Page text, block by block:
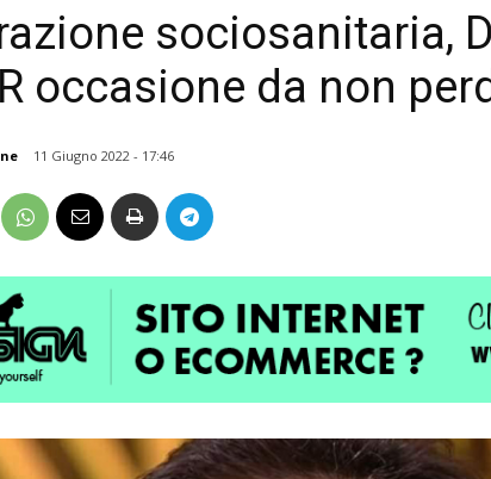
sociosanitaria,
occasione da non
11 Giugno 2022 - 17:46